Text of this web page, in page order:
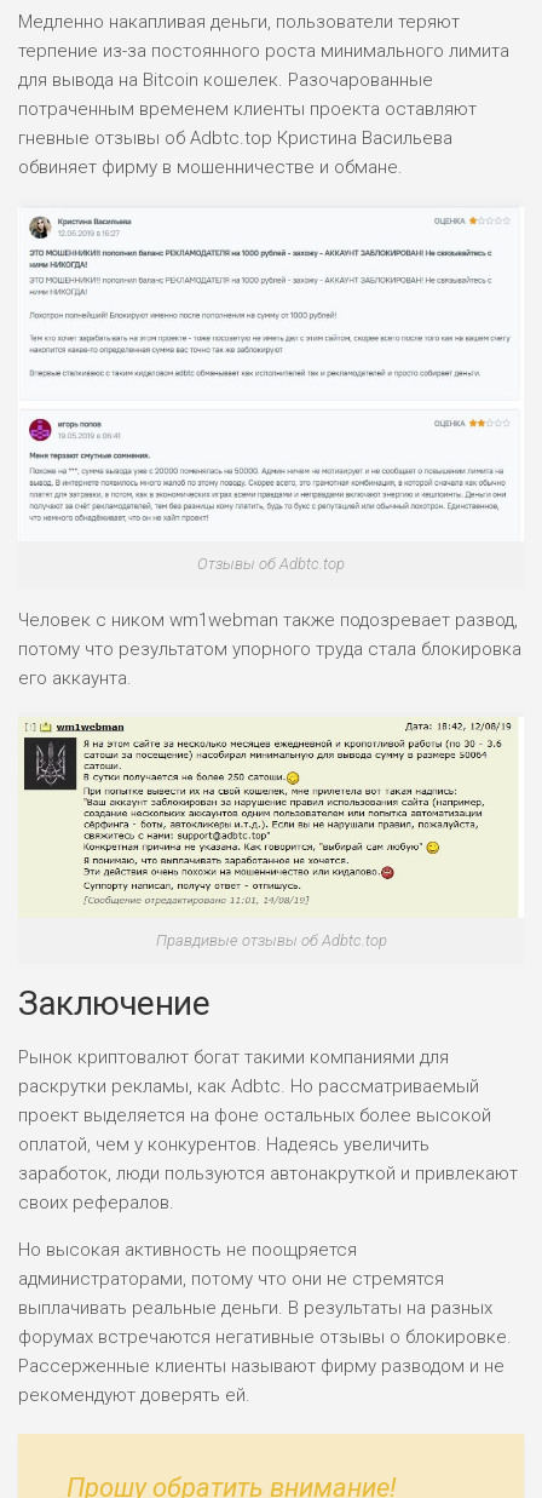
РИСКИ: НИЗКИЕ
ДОХОД: ВЫСОКИЙ
БЮДЖЕТ: ВЫСОКИЙ
ОБЗОР
ЛЮБИТЕЛЯ
РИСКИ: СРЕДНИЕ
ДОХОД: ВЫСОКИЙ
БЮДЖЕТ: НИЗКИЙ
ОБЗОР
ВСЕМ
РИСКИ: НИЗКИЕ
ДОХОД: НИЗКИЙ
БЮДЖЕТ: НИЗКИЙ
ОБЗОР
ВСЕМ
БЮДЖЕТ: НИЗКИЙ
ОБЗОР
Медленно накапливая деньги, пользователи теряют
терпение из-за постоянного роста минимального лимита
для вывода на Bitcoin кошелек. Разочарованные
потраченным временем клиенты проекта оставляют
гневные отзывы об Adbtc.top Кристина Васильева
обвиняет фирму в мошенничестве и обмане.
Отзывы об Adbtc.top
Человек с ником wm1webman также подозревает развод,
потому что результатом упорного труда стала блокировка
его аккаунта.
Правдивые отзывы об Adbtc.top
Заключение
Рынок криптовалют богат такими компаниями для
раскрутки рекламы, как Adbtc. Но рассматриваемый
проект выделяется на фоне остальных более высокой
оплатой, чем у конкурентов. Надеясь увеличить
заработок, люди пользуются автонакруткой и привлекают
своих рефералов.
Но высокая активность не поощряется
администраторами, потому что они не стремятся
выплачивать реальные деньги. В результаты на разных
форумах встречаются негативные отзывы о блокировке.
Рассерженные клиенты называют фирму разводом и не
рекомендуют доверять ей.
Прошу обратить внимание!